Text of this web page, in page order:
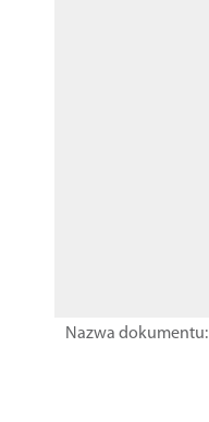
Nazwa dokumentu: